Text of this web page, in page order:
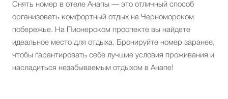
Снять номер в отеле Анапы — это отличный способ
организовать комфортный отдых на Черноморском
побережье. На Пионерском проспекте вы найдете
идеальное место для отдыха. Бронируйте номер заранее,
чтобы гарантировать себе лучшие условия проживания и
насладиться незабываемым отдыхом в Анапе!